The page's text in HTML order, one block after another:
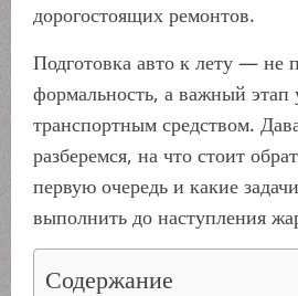
дорогостоящих ремонтов.
Подготовка авто к лету — не
формальность, а важный этап
транспортным средством.
разберемся, на что стоит
первую очередь и какие
выполнить до наступления
Содержание